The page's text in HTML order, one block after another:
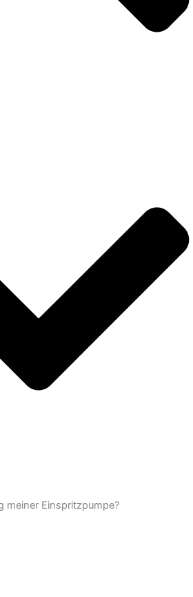
meiner Einspritzpumpe?